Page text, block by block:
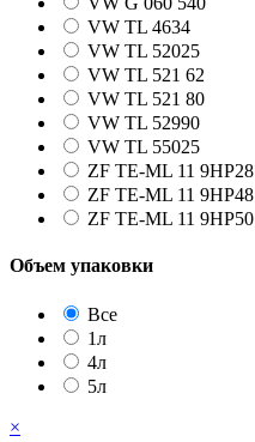
VW TL 4634
VW TL 52025
VW TL 521 62
VW TL 521 80
VW TL 52990
VW TL 55025
ZF TE-ML 11 9HP28
ZF TE-ML 11 9HP48
ZF TE-ML 11 9HP50
Объем упаковки
Все
1л
4л
5л
×